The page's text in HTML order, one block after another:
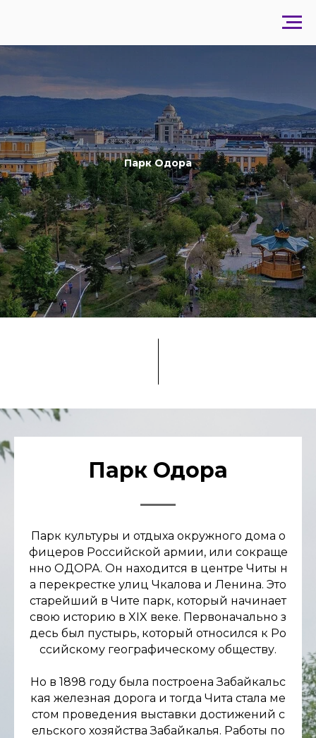
Парк Одора
Парк Одора
Парк культуры и отдыха окружного дома о
фицеров Российской армии, или сокраще
нно ОДОРА. Он находится в центре Читы н
а перекрестке улиц Чкалова и Ленина. Это
старейший в Чите парк, который начинает
свою историю в XIX веке. Первоначально з
десь был пустырь, который относился к Ро
ссийскому географическому обществу.
Но в 1898 году была построена Забайкальс
кая железная дорога и тогда Чита стала ме
стом проведения выставки достижений с
ельского хозяйства Забайкалья. Работы по